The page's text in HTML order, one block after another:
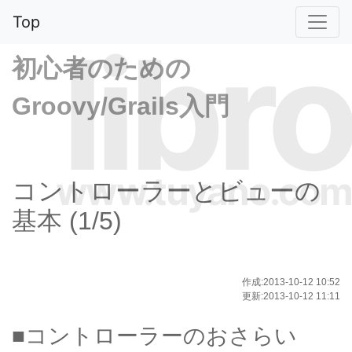
Top
libro
www.tuyano.com
初心者のための
Groovy/Grails入門
コントローラーとビューの
基本 (1/5)
作成:2013-10-12 10:52
更新:2013-10-12 11:11
■コントローラーのおさらい